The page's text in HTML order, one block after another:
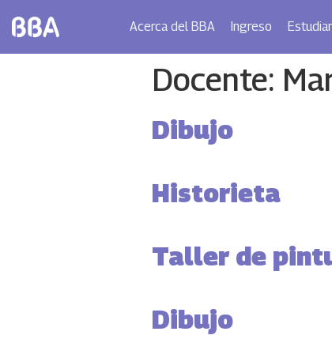
Acerca del BBA Ingreso
Docente:
Dibujo
Historieta
Taller de
Dibujo